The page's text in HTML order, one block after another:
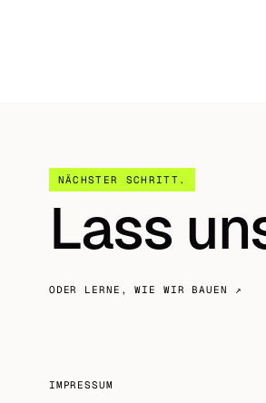
NÄCHSTER SCHRITT .
Lass
ODER LERNE, WIE WIR BAUEN ↗
IMPRESSUM